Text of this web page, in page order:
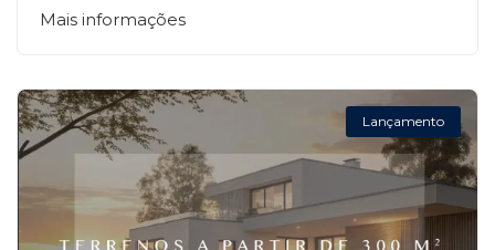
Mais informações
Lançamento